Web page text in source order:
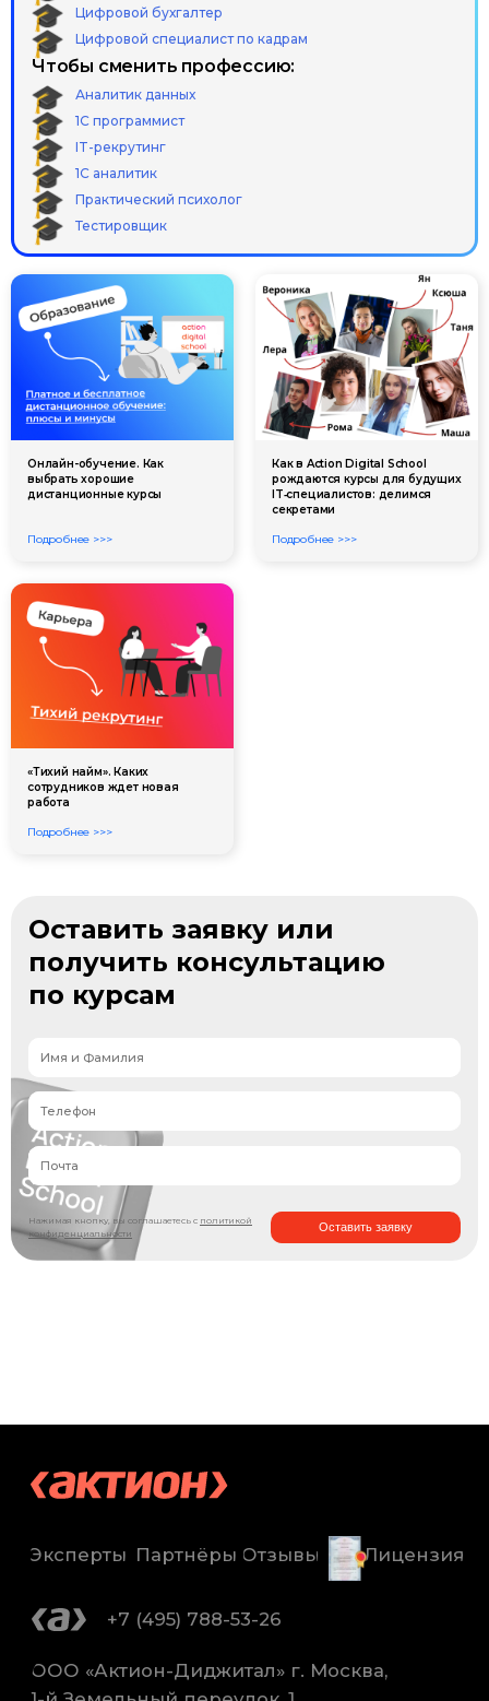
Цифровой бухгалтер
Цифровой специалист по кадрам
Чтобы сменить профессию:
Аналитик данных
1С программист
IT-рекрутинг
1С аналитик
Практический психолог
Тестировщик
Онлайн-обучение. Как
выбрать хорошие
дистанционные курсы
Подробнее >>>
Как в Action Digital School
рождаются курсы для будущих
IT‑специалистов: делимся
секретами
Подробнее >>>
«Тихий найм». Каких
сотрудников ждет новая
работа
Подробнее >>>
Оставить заявку или
получить консультацию
по курсам
Нажимая кнопку, вы соглашаетесь с политикой
конфиденциальности
Оставить заявку